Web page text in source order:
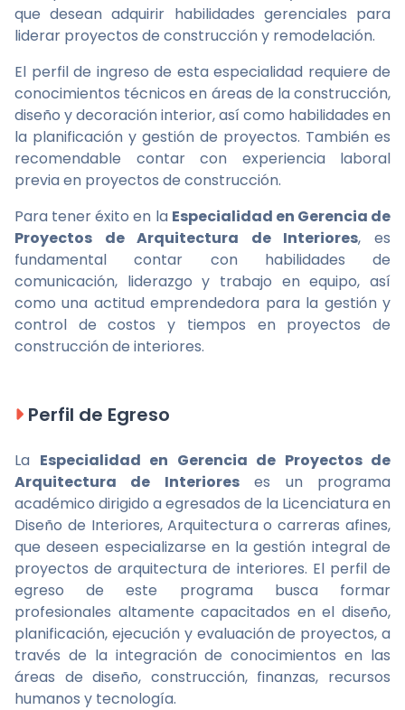
que desean adquirir habilidades gerenciales para
liderar proyectos de construcción y remodelación.
El perfil de ingreso de esta especialidad requiere de
conocimientos técnicos en áreas de la construcción,
diseño y decoración interior, así como habilidades en
la planificación y gestión de proyectos. También es
recomendable contar con experiencia laboral
previa en proyectos de construcción.
Para tener éxito en la Especialidad en Gerencia de
Proyectos de Arquitectura de Interiores, es
fundamental contar con habilidades de
comunicación, liderazgo y trabajo en equipo, así
como una actitud emprendedora para la gestión y
control de costos y tiempos en proyectos de
construcción de interiores.
Perfil de Egreso
La Especialidad en Gerencia de Proyectos de
Arquitectura de Interioreses un programa
académico dirigido a egresados de la Licenciatura en
Diseño de Interiores, Arquitectura o carreras afines,
que deseen especializarse en la gestión integral de
proyectos de arquitectura de interiores. El perfil de
egreso de este programa busca formar
profesionales altamente capacitados en el diseño,
planificación, ejecución y evaluación de proyectos, a
través de la integración de conocimientos en las
áreas de diseño, construcción, finanzas, recursos
humanos y tecnología.